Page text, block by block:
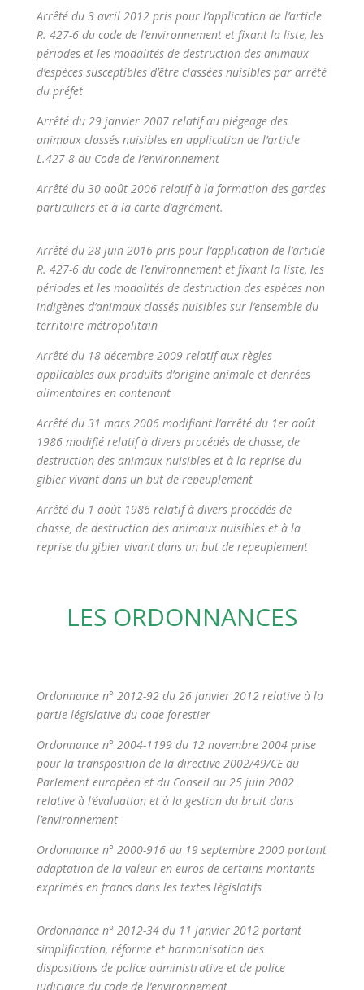
Arrêté du 3 avril 2012 pris pour l’application de l’article
R. 427-6 du code de l’environnement et fixant la liste, les
périodes et les modalités de destruction des animaux
d’espèces susceptibles d’être classées nuisibles par arrêté
du préfet
Arrêté du 29 janvier 2007 relatif au piégeage des
animaux classés nuisibles en application de l’article
L.427-8 du Code de l’environnement
Arrêté du 30 août 2006 relatif à la formation des gardes
particuliers et à la carte d’agrément.
Arrêté du 28 juin 2016 pris pour l’application de l’article
R. 427-6 du code de l’environnement et fixant la liste, les
périodes et les modalités de destruction des espèces non
indigènes d’animaux classés nuisibles sur l’ensemble du
territoire métropolitain
Arrêté du 18 décembre 2009 relatif aux règles
applicables aux produits d’origine animale et denrées
alimentaires en contenant
Arrêté du 31 mars 2006 modifiant l’arrêté du 1er août
1986 modifié relatif à divers procédés de chasse, de
destruction des animaux nuisibles et à la reprise du
gibier vivant dans un but de repeuplement
Arrêté du 1 août 1986 relatif à divers procédés de
chasse, de destruction des animaux nuisibles et à la
reprise du gibier vivant dans un but de repeuplement
LES ORDONNANCES
Ordonnance n° 2012-92 du 26 janvier 2012 relative à la
partie législative du code forestier
Ordonnance n° 2004-1199 du 12 novembre 2004 prise
pour la transposition de la directive 2002/49/CE du
Parlement européen et du Conseil du 25 juin 2002
relative à l’évaluation et à la gestion du bruit dans
l’environnement
Ordonnance n° 2000-916 du 19 septembre 2000 portant
adaptation de la valeur en euros de certains montants
exprimés en francs dans les textes législatifs
Ordonnance n° 2012-34 du 11 janvier 2012 portant
simplification, réforme et harmonisation des
dispositions de police administrative et de police
judiciaire du code de l’environnement